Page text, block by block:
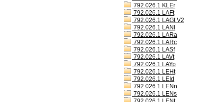
792.026.1 KLEr
792.026.1 LAFt
792.026.1 LAGt V2
792.026.1 LANl
792.026.1 LARa
792.026.1 LARc
792.026.1 LASf
792.026.1 LAVt
792.026.1 LAYp
792.026.1 LEHt
792.026.1 LEId
792.026.1 LENn
792.026.1 LENs